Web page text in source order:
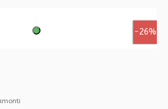
-26%